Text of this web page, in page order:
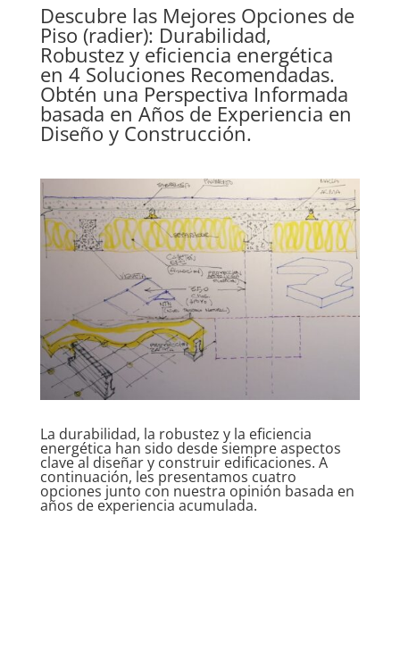
Descubre las Mejores Opciones de
Piso (radier): Durabilidad,
Robustez yeficiencia energética
en 4 Soluciones Recomendadas.
Obtén una Perspectiva Informada
basada en Años de Experiencia en
Diseño y Construcción.
La durabilidad, la robustez y la eficiencia
energética han sido desde siempre aspectos
clave al diseñar y construir edificaciones. A
continuación, les presentamos cuatro
opciones junto con nuestra opinión basada en
años de experiencia acumulada.